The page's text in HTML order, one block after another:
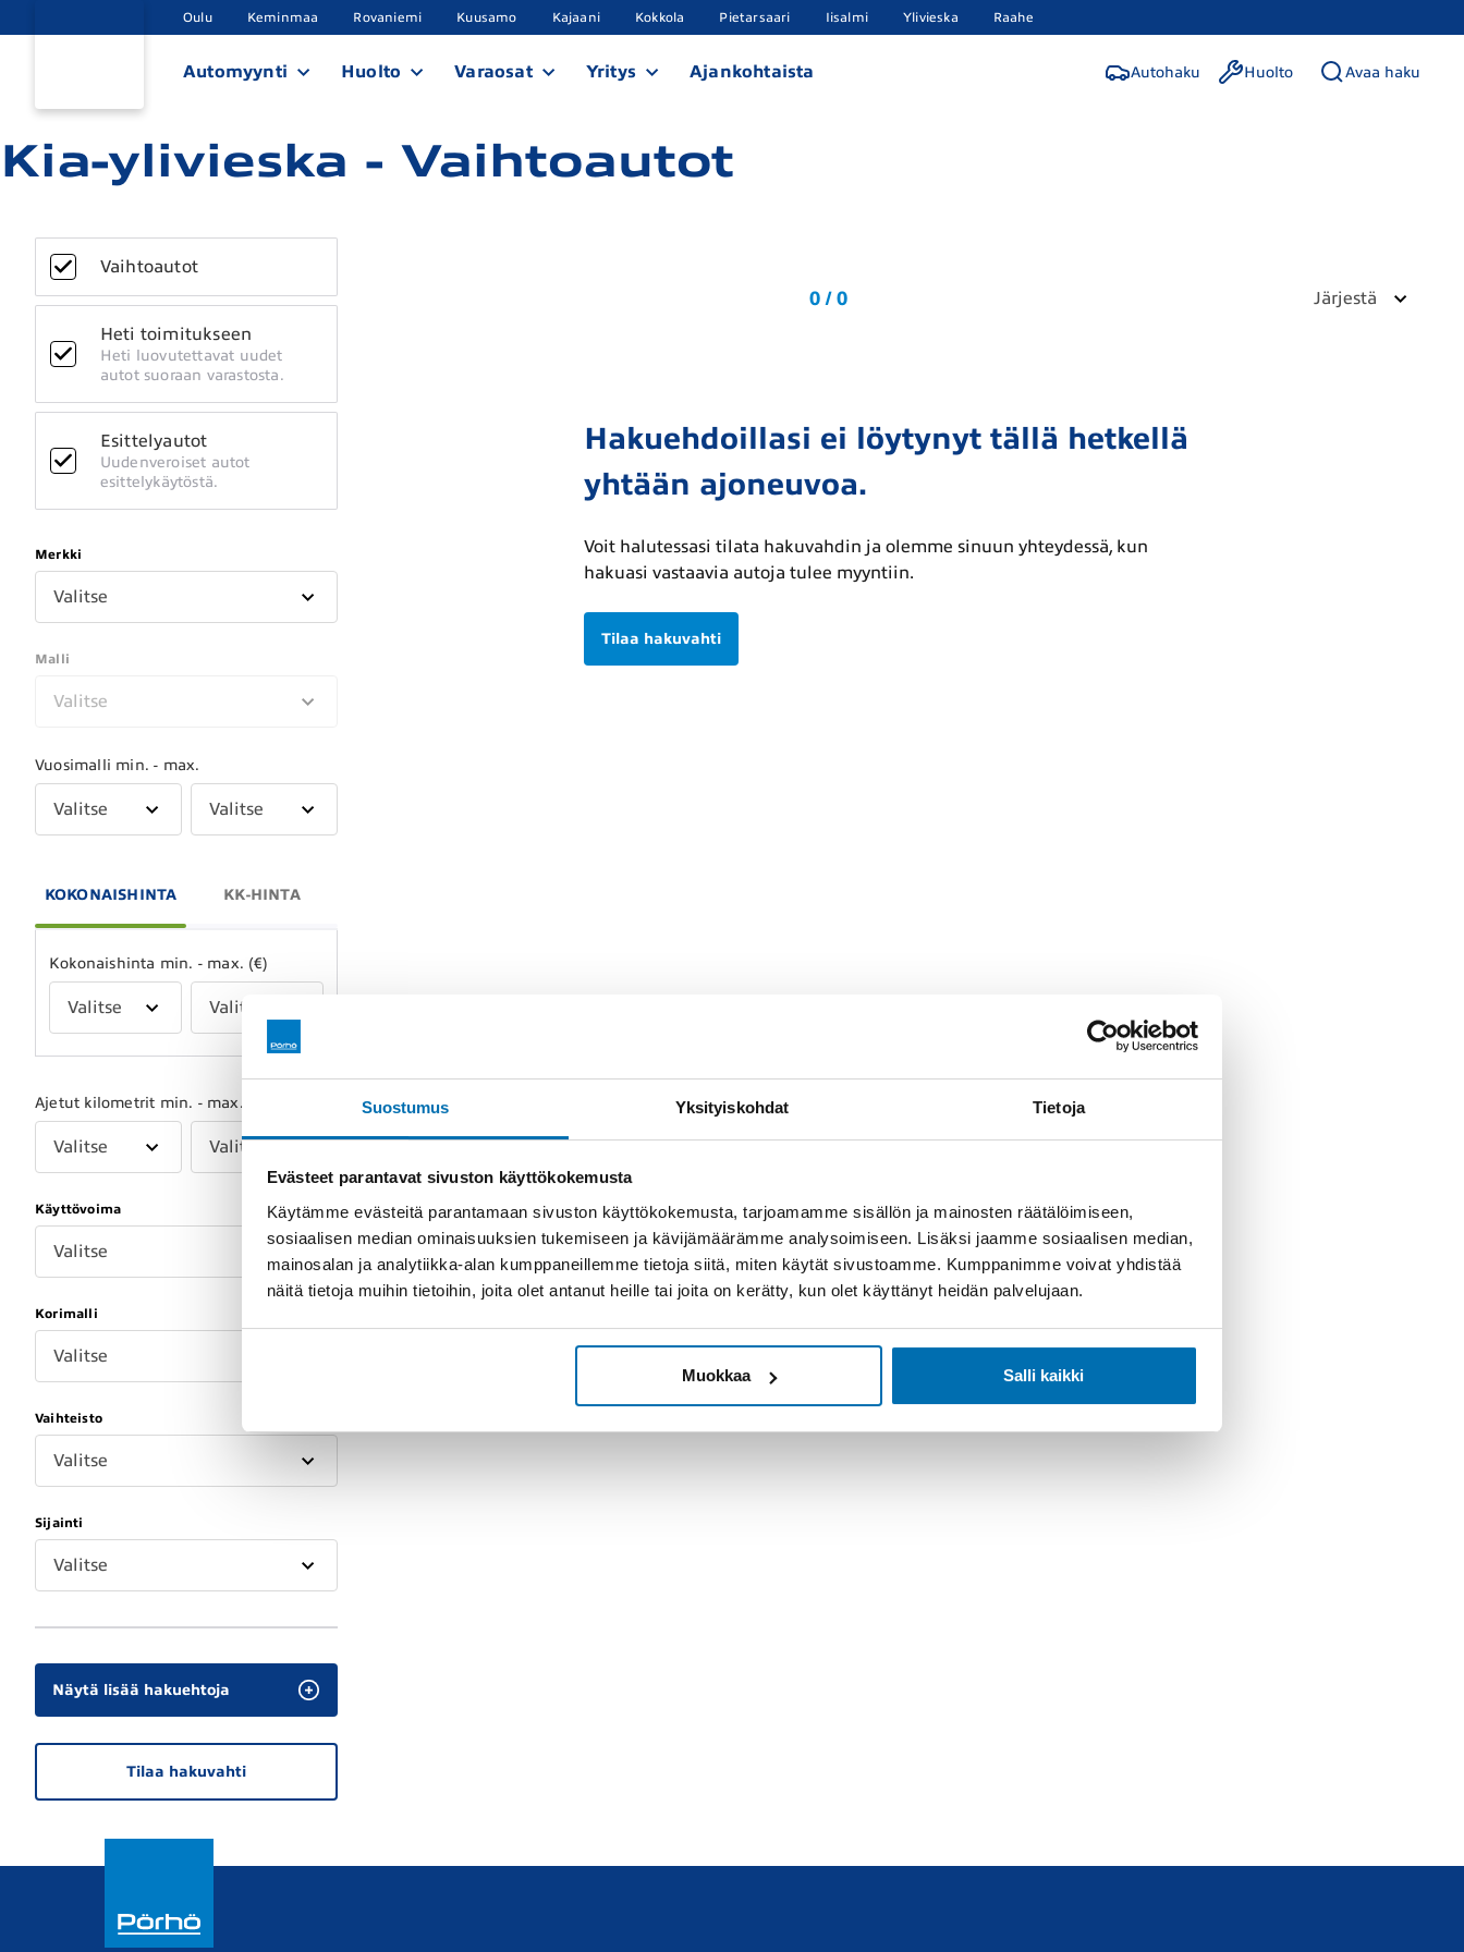
Suostumus Yksityiskohdat Tietoja
Evästeet parantavat sivuston käyttökokemusta
Käytämme evästeitä parantamaan sivuston käyttökokemusta, tarjoamamme sisällön ja mainosten räätälöimiseen,
sosiaalisen median ominaisuuksien tukemiseen ja kävijämäärämme analysoimiseen. Lisäksi jaamme sosiaalisen median,
mainosalan ja analytiikka-alan kumppaneillemme tietoja siitä, miten käytät sivustoamme. Kumppanimme voivat yhdistää
näitä tietoja muihin tietoihin, joita olet antanut heille tai joita on kerätty, kun olet käyttänyt heidän palvelujaan.
Muokkaa Salli kaikki
Oulu Keminmaa Rovaniemi Kuusamo Kajaani Kokkola Pietarsaari Iisalmi Ylivieska Raahe
Automyynti Huolto Varaosat Yritys Ajankohtaista Autohaku Huolto Avaa haku
Kia-ylivieska - Vaihtoautot
Vaihtoautot
Heti toimitukseen
Heti luovutettavat uudet
autot suoraan varastosta.
Esittelyautot
Uudenveroiset autot
esittelykäytöstä.
Merkki
Valitse
Malli
Valitse
Vuosimalli min. - max.
Valitse Valitse
KOKONAISHINTA KK-HINTA
Kokonaishinta min. - max. (€)
Valitse Valitse
Ajetut kilometrit min. - max.
Valitse Valitse
Käyttövoima
Valitse
Korimalli
Valitse
Vaihteisto
Valitse
Sijainti
Valitse
Näytä lisää hakuehtoja
Tilaa hakuvahti
0 / 0 Järjestä
Hakuehdoillasi ei löytynyt tällä hetkellä
yhtään ajoneuvoa.
Voit halutessasi tilata hakuvahdin ja olemme sinuun yhteydessä, kun
hakuasi vastaavia autoja tulee myyntiin.
Tilaa hakuvahti